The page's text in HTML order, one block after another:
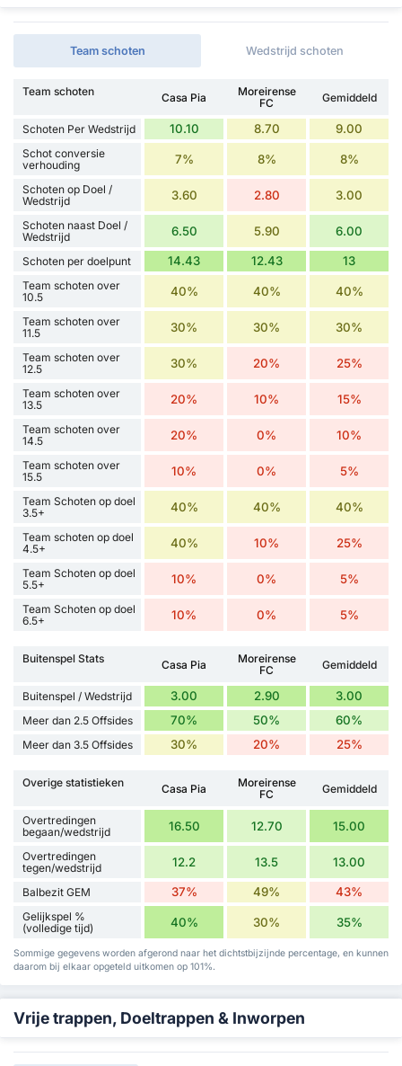
Team schoten Wedstrijd schoten
Team schoten Casa Pia
Moreirense
FC
Gemiddeld
Schoten Per Wedstrijd 10.10 8.70 9.00
Schot conversie
verhouding
7% 8% 8%
Schoten op Doel /
Wedstrijd
3.60 2.80 3.00
Schoten naast Doel /
Wedstrijd
6.50 5.90 6.00
Schoten per doelpunt 14.43 12.43 13
Team schoten over
10.5
40% 40% 40%
Team schoten over
11.5
30% 30% 30%
Team schoten over
12.5
30% 20% 25%
Team schoten over
13.5
20% 10% 15%
Team schoten over
14.5
20% 0% 10%
Team schoten over
15.5
10% 0% 5%
Team Schoten op doel
3.5+
40% 40% 40%
Team schoten op doel
4.5+
40% 10% 25%
Team Schoten op doel
5.5+
10% 0% 5%
Team Schoten op doel
6.5+
10% 0% 5%
Buitenspel Stats Casa Pia
Moreirense
FC
Gemiddeld
Buitenspel / Wedstrijd 3.00 2.90 3.00
Meer dan 2.5 Offsides 70% 50% 60%
Meer dan 3.5 Offsides 30% 20% 25%
Overige statistieken Casa Pia
Moreirense
FC
Gemiddeld
Overtredingen
begaan/wedstrijd
16.50 12.70 15.00
Overtredingen
tegen/wedstrijd
12.2 13.5 13.00
Balbezit GEM 37% 49% 43%
Gelijkspel %
(volledige tijd)
40% 30% 35%
Sommige gegevens worden afgerond naar het dichtstbijzijnde percentage, en kunnen
daarom bij elkaar opgeteld uitkomen op 101%.
Vrije trappen, Doeltrappen & Inworpen